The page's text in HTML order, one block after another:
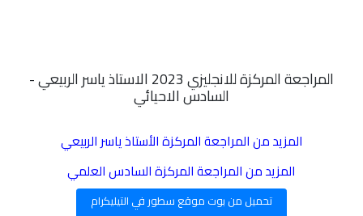
المراجعة المركزة للانجليزي 2023 الاستاذ ياسر الربيعي -
السادس الاحيائي
المزيد من المراجعة المركزة الأستاذ ياسر الربيعي
المزيد من المراجعة المركزة السادس العلمي
تحميل من بوت موقع سطور في التيليكرام